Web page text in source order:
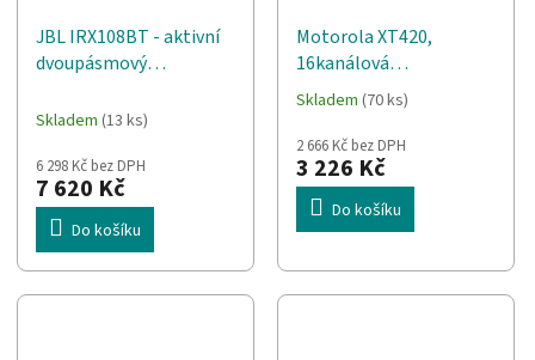
JBL IRX108BT - aktivní
dvoupásmový
(PA)
Skladem (13 ks)
6 298 Kč bez DPH
7 620 Kč
Do košíku
Motorola XT420,
16kanálová
krátkovlnná, PRM466,
černá, IP 55
Průměrné
produktu
je
3,0
5
Skladem (70 ks)
2 666 Kč bez DPH
3 226 Kč
Do košíku